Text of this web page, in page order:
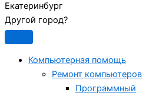
Екатеринбург
Другой город?
Компьютерная помощь
Ремонт компьютеров
Программный